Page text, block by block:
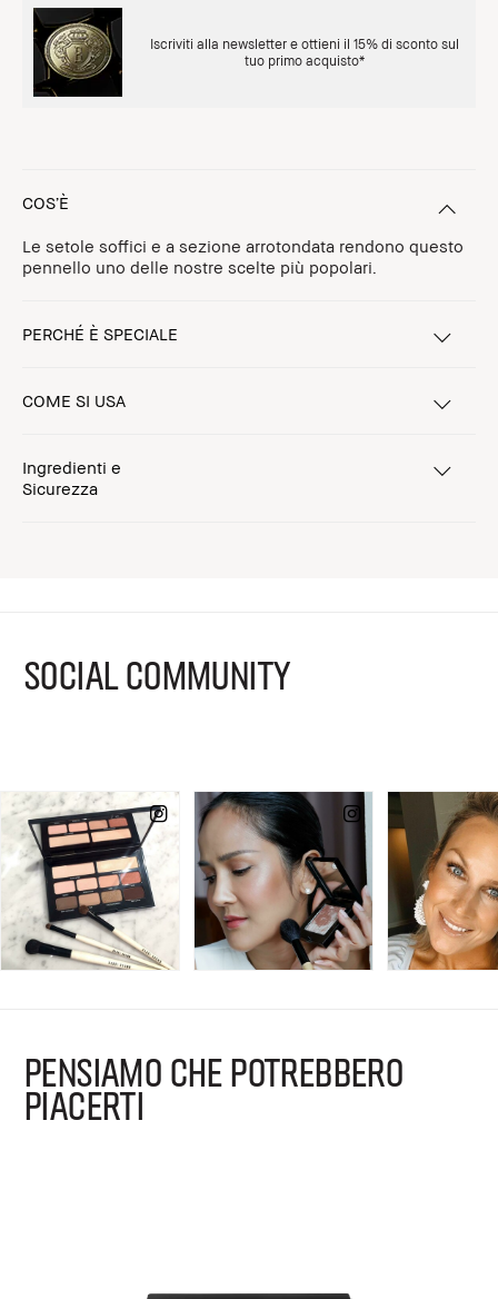
Iscriviti alla newsletter e ottieni il 15% di sconto sul
tuo primo acquisto*
COS’È
Le setole soffici e a sezione arrotondata rendono questo
pennello uno delle nostre scelte più popolari.
PERCHÉ È SPECIALE
COME SI USA
Ingredienti e
Sicurezza
SOCIAL COMMUNITY
PENSIAMO CHE POTREBBERO
PIACERTI